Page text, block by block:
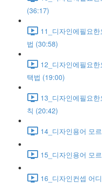
(36:17)
11_디자인에필요
법 (30:58)
12_디자인에필요
택법 (19:00)
13_디자인에필요
칙 (20:42)
14_디자인용어 모
15_디자인용어 모
16_디자인컨셉 어